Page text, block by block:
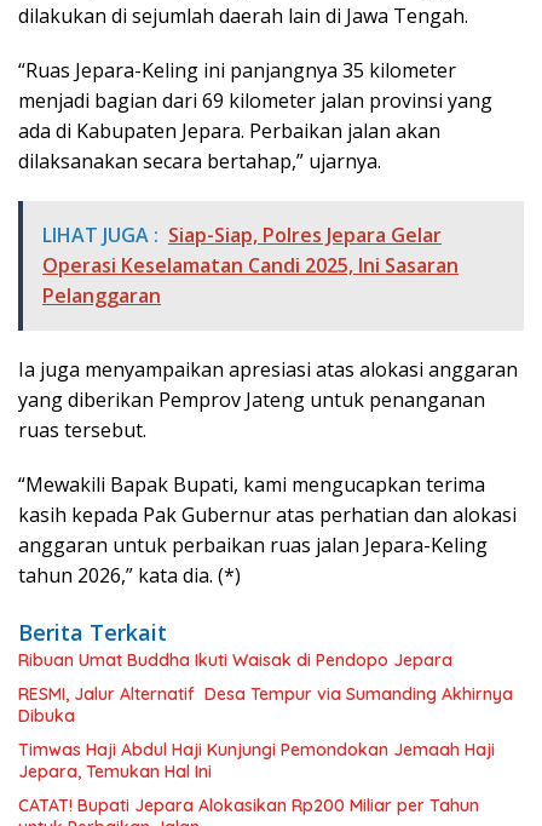
dilakukan di sejumlah daerah lain di Jawa Tengah.
“Ruas Jepara-Keling ini panjangnya 35 kilometer
menjadi bagian dari 69 kilometer jalan provinsi yang
ada di Kabupaten Jepara. Perbaikan jalan akan
dilaksanakan secara bertahap,” ujarnya.
LIHAT JUGA : Siap-Siap, Polres Jepara Gelar
Operasi Keselamatan Candi 2025, Ini Sasaran
Pelanggaran
Ia juga menyampaikan apresiasi atas alokasi anggaran
yang diberikan Pemprov Jateng untuk penanganan
ruas tersebut.
“Mewakili Bapak Bupati, kami mengucapkan terima
kasih kepada Pak Gubernur atas perhatian dan alokasi
anggaran untuk perbaikan ruas jalan Jepara-Keling
tahun 2026,” kata dia. (*)
Berita Terkait
Ribuan Umat Buddha Ikuti Waisak di Pendopo Jepara
RESMI, Jalur Alternatif Desa Tempur via Sumanding Akhirnya
Dibuka
Timwas Haji Abdul Haji Kunjungi Pemondokan Jemaah Haji
Jepara, Temukan Hal Ini
CATAT! Bupati Jepara Alokasikan Rp200 Miliar per Tahun